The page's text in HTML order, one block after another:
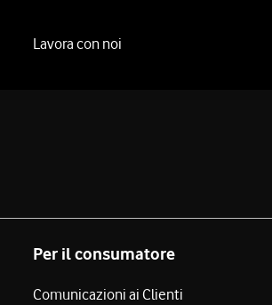
Lavora con noi
Per il consumatore
Comunicazioni ai Clienti